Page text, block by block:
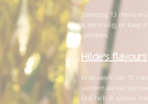
Zaterdag 13 mei is
is eenmalig te koop
sprinkles.
Hilde's flavours
In de week van 15
van een aantal
Ook heb ik samen